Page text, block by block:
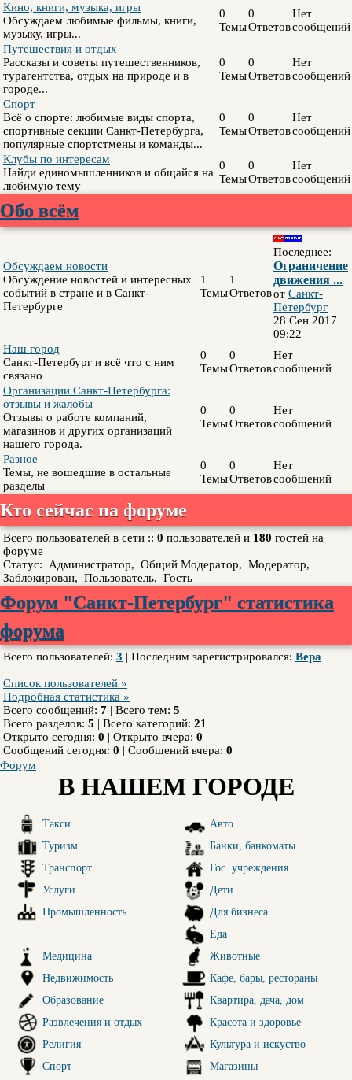
Кино, книги, музыка, игры
Обсуждаем любимые фильмы, книги,
музыку, игры...
0
Темы
0
Ответов
Нет
сообщений
Путешествия и отдых
Рассказы и советы путешественников,
турагентства, отдых на природе и в
городе...
0
Темы
0
Ответов
Нет
сообщений
Спорт
Всё о спорте: любимые виды спорта,
спортивные секции Санкт-Петербурга,
популярные спортстмены и команды...
0
Темы
0
Ответов
Нет
сообщений
Клубы по интересам
Найди единомышленников и общайся на
любимую тему
0
Темы
0
Ответов
Нет
сообщений
Обо всём
Обсуждаем новости
Обсуждение новостей и интересных
событий в стране и в Санкт-
Петербурге
1
Темы
1
Ответов
Последнее:
Ограничение
движения ...
от Санкт-
Петербург
28 Сен 2017
09:22
Наш город
Санкт-Петербург и всё что с ним
связано
0
Темы
0
Ответов
Нет
сообщений
Организации Санкт-Петербурга:
отзывы и жалобы
Отзывы о работе компаний,
магазинов и других организаций
нашего города.
0
Темы
0
Ответов
Нет
сообщений
Разное
Темы, не вошедшие в остальные
разделы
0
Темы
0
Ответов
Нет
сообщений
Кто сейчас на форуме
Всего пользователей в сети :: 0 пользователей и 180 гостей на
форуме
Статус:
Администратор, Общий Модератор, Модератор,
Заблокирован, Пользователь, Гость
Форум "Санкт-Петербург" статистика
форума
Всего пользователей: 3 | Последним зарегистрировался: Вера
Список пользователей »
Подробная статистика »
Всего сообщений: 7 | Всего тем: 5
Всего разделов: 5 | Всего категорий: 21
Открыто сегодня: 0 | Открыто вчера: 0
Сообщений сегодня: 0 | Сообщений вчера: 0
Форум
В НАШЕМ ГОРОДЕ
Такси
Туризм
Транспорт
Услуги
Промышленность
Авто
Банки, банкоматы
Гос. учреждения
Дети
Для бизнеса
Еда
Медицина
Недвижимость
Образование
Развлечения и отдых
Религия
Спорт
Животные
Кафе, бары, рестораны
Квартира, дача, дом
Красота и здоровье
Культура и искуство
Магазины